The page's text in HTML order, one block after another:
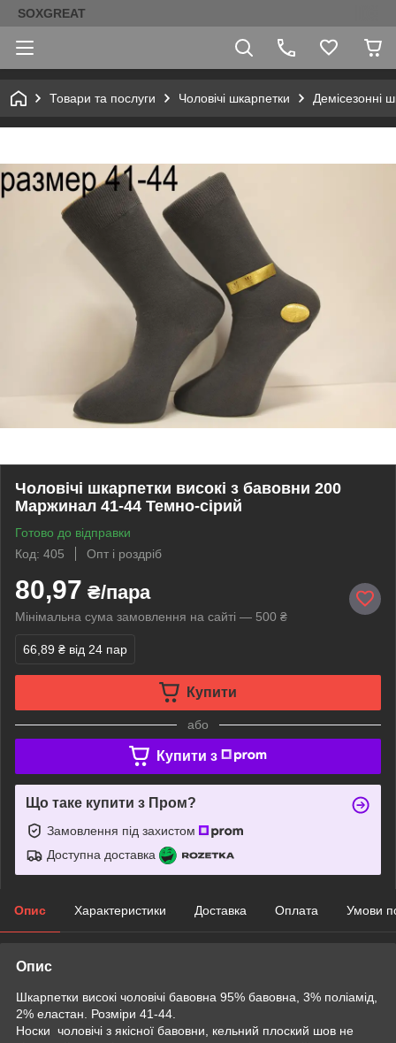
SOXGREAT
Товари та послуги Чоловічі шкарпетки Демісезонні
Чоловічі шкарпетки високі з бавовни 200
Маржинал 41-44 Темно-сірий
Готово до відправки
Код: 405
Опт і роздріб
80,97 ₴/пара
Мінімальна сума замовлення на сайті — 500 ₴
66,89 ₴ від 24 пар
Купити
або
Купити з
Що таке купити з Пром?
Замовлення під захистом
Доступна доставка
Опис Характеристики Доставка Оплата Умови
Опис
Шкарпетки високі чоловічі бавовна 95% бавовна, 3% поліамід,
2% еластан. Розміри 41-44.
Носки чоловічі з якісної бавовни, кельний плоский шов не